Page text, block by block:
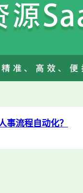
事流程自动化？